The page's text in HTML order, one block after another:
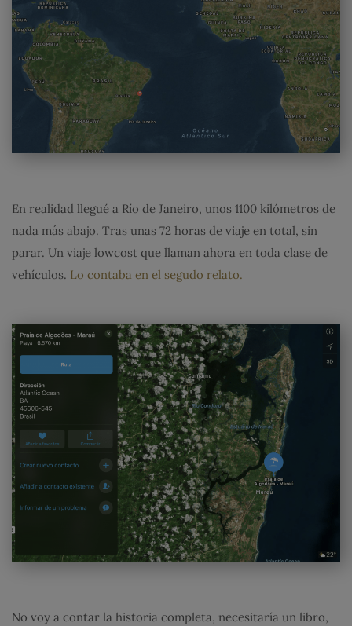
En realidad llegué a Río de Janeiro, unos 1100 kilómetros de
nada más abajo. Tras unas 72 horas de viaje en total, sin
parar. Un viaje lowcost que llaman ahora en toda clase de
vehículos. Lo contaba en el segudo relato.
No voy a contar la historia completa, necesitaría un libro,